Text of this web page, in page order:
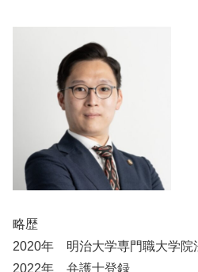
略歴
2020年 明治大学専門職大学院
2022年 弁護士登録